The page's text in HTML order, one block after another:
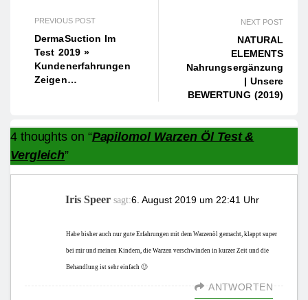
PREVIOUS POST
DermaSuction Im
Test 2019 »
Kundenerfahrungen
Zeigen…
NEXT POST
NATURAL
ELEMENTS
Nahrungsergänzung
| Unsere
BEWERTUNG (2019)
4 thoughts on “Papilomol Warzen Öl Test &
Vergleich”
Iris Speer sagt:6. August 2019 um 22:41 Uhr
Habe bisher auch nur gute Erfahrungen mit dem Warzenöl gemacht, klappt super
bei mir und meinen Kindern, die Warzen verschwinden in kurzer Zeit und die
Behandlung ist sehr einfach 🙂
ANTWORTEN